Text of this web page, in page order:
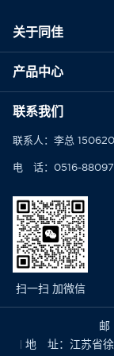
关于同佳
产品中心
联系我们
联系人：李总
电 话：0516-
扫一扫 加微信
地 址：江苏省徐